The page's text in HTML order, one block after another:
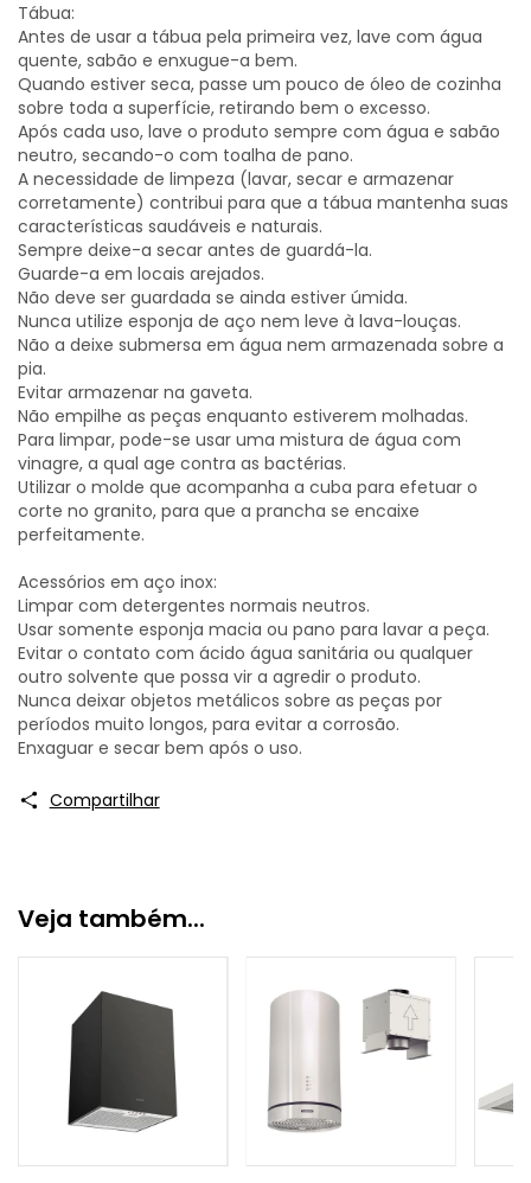
Tábua:
Antes de usar a tábua pela primeira vez, lave com água
quente, sabão e enxugue-a bem.
Quando estiver seca, passe um pouco de óleo de cozinha
sobre toda a superfície, retirando bem o excesso.
Após cada uso, lave o produto sempre com água e sabão
neutro, secando-o com toalha de pano.
A necessidade de limpeza (lavar, secar e armazenar
corretamente) contribui para que a tábua mantenha suas
características saudáveis e naturais.
Sempre deixe-a secar antes de guardá-la.
Guarde-a em locais arejados.
Não deve ser guardada se ainda estiver úmida.
Nunca utilize esponja de aço nem leve à lava-louças.
Não a deixe submersa em água nem armazenada sobre a
pia.
Evitar armazenar na gaveta.
Não empilhe as peças enquanto estiverem molhadas.
Para limpar, pode-se usar uma mistura de água com
vinagre, a qual age contra as bactérias.
Utilizar o molde que acompanha a cuba para efetuar o
corte no granito, para que a prancha se encaixe
perfeitamente.
Acessórios em aço inox:
Limpar com detergentes normais neutros.
Usar somente esponja macia ou pano para lavar a peça.
Evitar o contato com ácido água sanitária ou qualquer
outro solvente que possa vir a agredir o produto.
Nunca deixar objetos metálicos sobre as peças por
períodos muito longos, para evitar a corrosão.
Enxaguar e secar bem após o uso.
Compartilhar
Veja também...